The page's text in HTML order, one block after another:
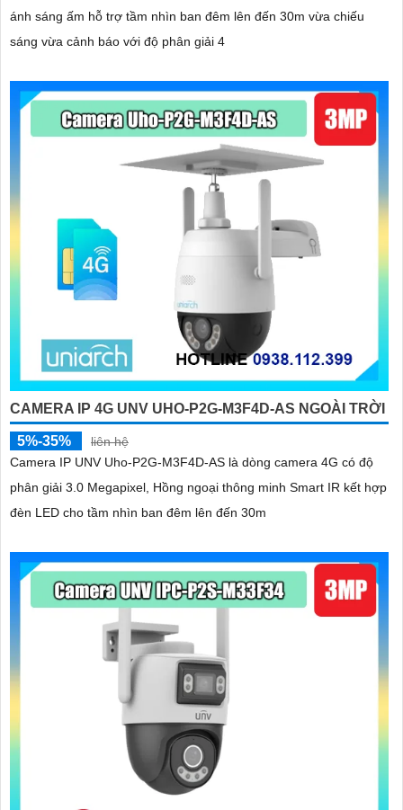
ánh sáng ấm hỗ trợ tầm nhìn ban đêm lên đến 30m vừa chiếu
sáng vừa cảnh báo với độ phân giải 4
CAMERA IP 4G UNV UHO-P2G-M3F4D-AS NGOÀI TRỜI
5%-35%
liên hệ
Camera IP UNV Uho-P2G-M3F4D-AS là dòng camera 4G có độ
phân giải 3.0 Megapixel, Hồng ngoại thông minh Smart IR kết hợp
đèn LED cho tầm nhìn ban đêm lên đến 30m